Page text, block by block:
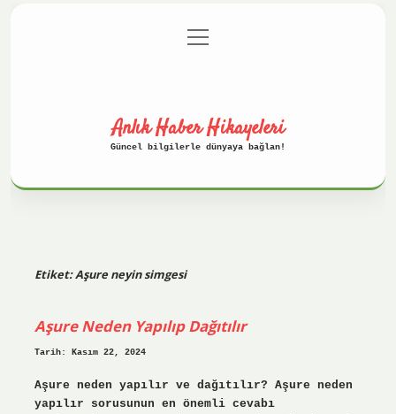
Gizlilik Politikası
menüyü
aç
Anlık Haber Hikayeleri
Güncel bilgilerle dünyaya bağlan!
Etiket:Aşure neyin simgesi
Aşure Neden Yapılıp Dağıtılır
Tarih: Kasım 22, 2024
Aşure neden yapılır ve dağıtılır? Aşure neden
yapılır sorusunun en önemli cevabı